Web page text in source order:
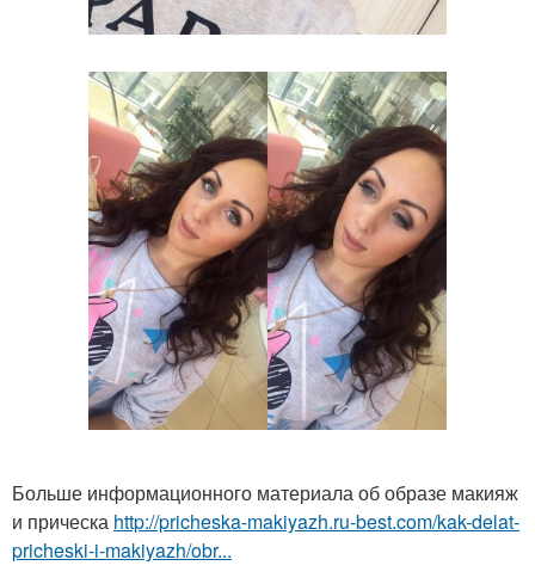
Больше информационного материала об образе макияж
и прическа http://pricheska-makiyazh.ru-best.com/kak-delat-
pricheski-i-makiyazh/obr...